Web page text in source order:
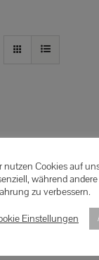
nutzen Cookies auf
während
zu verbessern.
Einstellungen